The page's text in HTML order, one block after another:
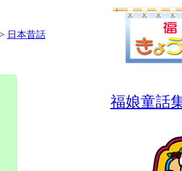
日本昔話
福娘童話